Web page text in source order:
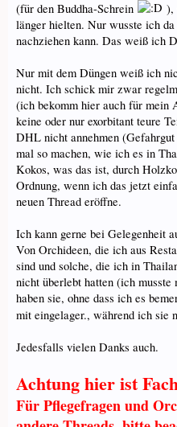
(für den Buddha-Schrein
),
länger hielten. Nur wusste ich
nachziehen kann. Das weiß ich
Nur mit dem Düngen weiß ich
nicht. Ich schick mir zwar
(ich bekomm hier auch für mein
keine oder nur exorbitant teure
DHL nicht annehmen
mal so machen, wie ich es in
Kokos, was das ist, durch
Ordnung, wenn ich das jetzt
neuen Thread eröffne.
Ich kann gerne bei Gelegenheit
Von Orchideen, die ich aus
sind und solche, die ich in
nicht überlebt hatten (ich musste
haben sie, ohne dass ich es
mit eingelager., während ich sie
Jedesfalls vielen Danks auch.
Achtung hier ist
Für Pflegefragen und